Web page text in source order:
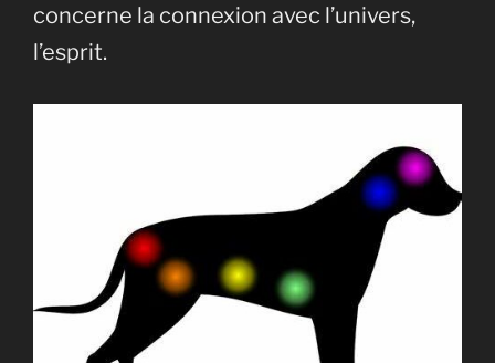
concerne la connexion avec l’univers,
l’esprit.